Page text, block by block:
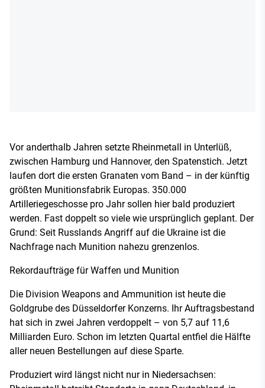
Vor anderthalb Jahren setzte Rheinmetall in Unterlüß,
zwischen Hamburg und Hannover, den Spatenstich. Jetzt
laufen dort die ersten Granaten vom Band – in der künftig
größten Munitionsfabrik Europas. 350.000
Artilleriegeschosse pro Jahr sollen hier bald produziert
werden. Fast doppelt so viele wie ursprünglich geplant. Der
Grund: Seit Russlands Angriff auf die Ukraine ist die
Nachfrage nach Munition nahezu grenzenlos.
Rekordaufträge für Waffen und Munition
Die Division Weapons and Ammunition ist heute die
Goldgrube des Düsseldorfer Konzerns. Ihr Auftragsbestand
hat sich in zwei Jahren verdoppelt – von 5,7 auf 11,6
Milliarden Euro. Schon im letzten Quartal entfiel die Hälfte
aller neuen Bestellungen auf diese Sparte.
Produziert wird längst nicht nur in Niedersachsen: